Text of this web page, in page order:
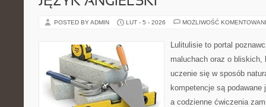
POSTED BY ADMIN LUT - 5 - 2026 MOŻLIWOŚĆ
Lulitulisie to portal
maluchach oraz o
uczenie się w sposób
kompetencje są
a codzienne ćwiczenia